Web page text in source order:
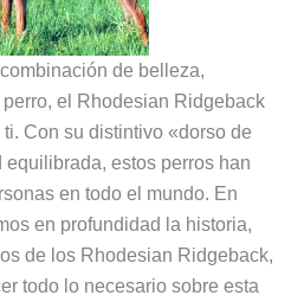
de belleza,
el Rhodesian Ridgeback
Con su distintivo «dorso de
estos perros han
en todo el mundo. En
en profundidad la historia,
de los Rhodesian Ridgeback,
todo lo necesario sobre esta